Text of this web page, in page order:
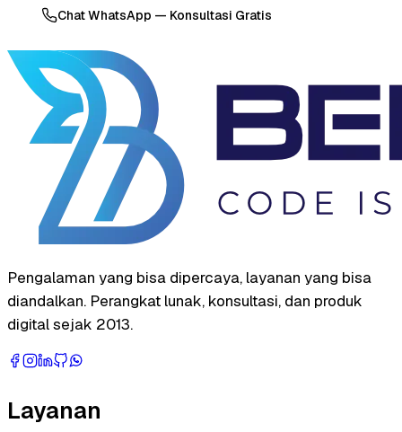
Chat WhatsApp — Konsultasi Gratis
Pengalaman yang bisa dipercaya, layanan yang bisa
diandalkan. Perangkat lunak, konsultasi, dan produk
digital sejak 2013.
Layanan